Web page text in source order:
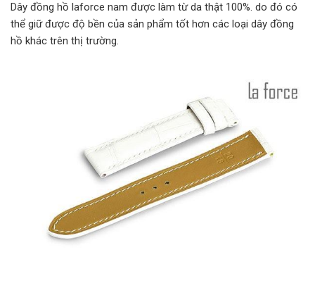
Dây đồng hồ laforce nam được làm từ da thật 100%. do đó có
thể giữ được độ bền của sản phẩm tốt hơn các loại dây đồng
hồ khác trên thị trường.